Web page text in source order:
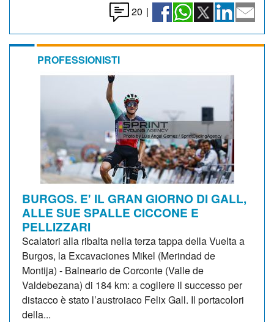
20 |
PROFESSIONISTI
BURGOS. E' IL GRAN GIORNO DI GALL,
ALLE SUE SPALLE CICCONE E
PELLIZZARI
Scalatori alla ribalta nella terza tappa della Vuelta a
Burgos, la Excavaciones Mikel (Merindad de
Montija) - Balneario de Corconte (Valle de
Valdebezana) di 184 km: a cogliere il successo per
distacco è stato l’austroiaco Felix Gall. Il portacolori
della...